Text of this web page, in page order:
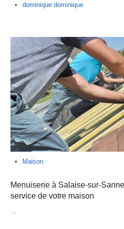
Author
dominique dominique
Maison
Menuiserie à Salaise-sur-
service de votre maison
…